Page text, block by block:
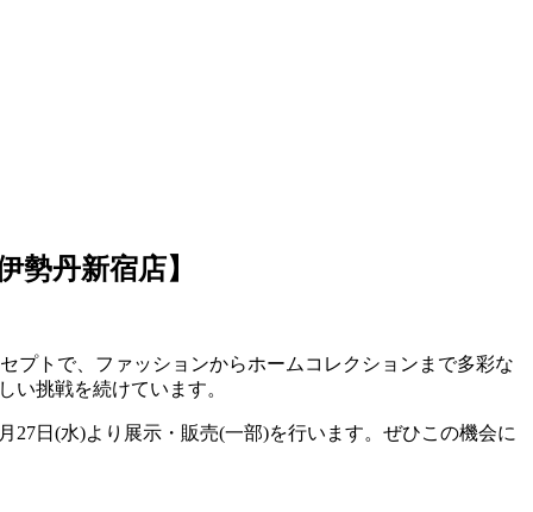
勢丹新宿店】
プトで、ファッションからホームコレクションまで多彩な
い挑戦を続けています。
日(水)より展示・販売(一部)を行います。ぜひこの機会に